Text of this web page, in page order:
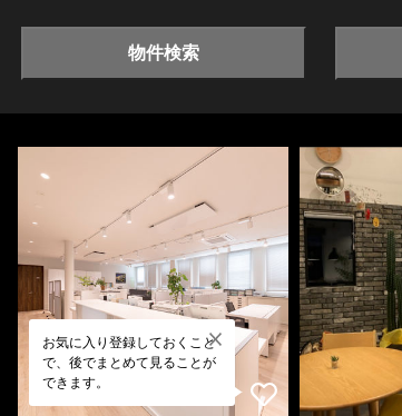
物件検索
お気に入り登録しておくこと
で、後でまとめて見ることが
できます。